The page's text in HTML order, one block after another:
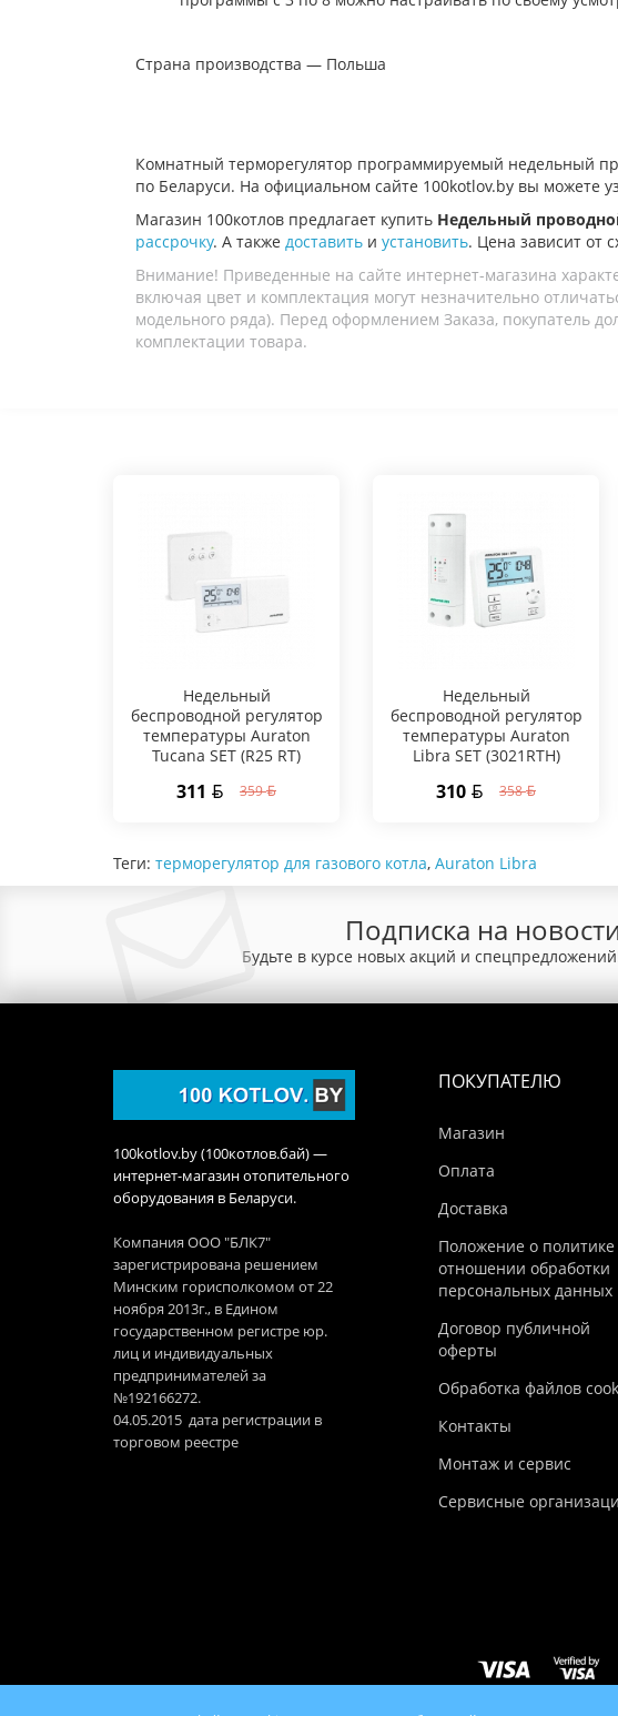
Страна производства — Польша
Комнатный терморегулятор программируемый недельный
по Беларуси. На официальном сайте 100kotlov.by вы можете
Магазин 100котлов предлагает купить Hедельный
рассрочку. А также доставить и установить. Цена зависит от
Внимание! Приведенные на сайте интернет-магазина
включая цвет и комплектация могут незначительно
модельного ряда). Перед оформлением Заказа, покупатель
комплектации товара.
Hедельный
беспроводной регулятор
температуры Auraton
Tucana SET (R25 RT)
311 359
Hедельный
беспроводной регулятор
температуры Auraton
Libra SET (3021RTH)
310 358
Теги: терморегулятор для газового котла, Auraton Libra
Подписка на
Будьте в курсе новых акций и
100kotlov.by (100котлов.бай) —
интернет-магазин отопительного
оборудования в Беларуси.
Компания ООО "БЛК7"
зарегистрирована решением
Минским горисполкомом от 22
ноября 2013г., в Едином
государственном регистре юр.
лиц и индивидуальных
предпринимателей за
№192166272.
04.05.2015 дата регистрации в
торговом реестре
ПОКУПАТЕЛЮ
Магазин
Оплата
Доставка
Положение о политике
отношении обработки
персональных данных
Договор публичной
оферты
Обработка файлов
Контакты
Монтаж и сервис
Сервисные